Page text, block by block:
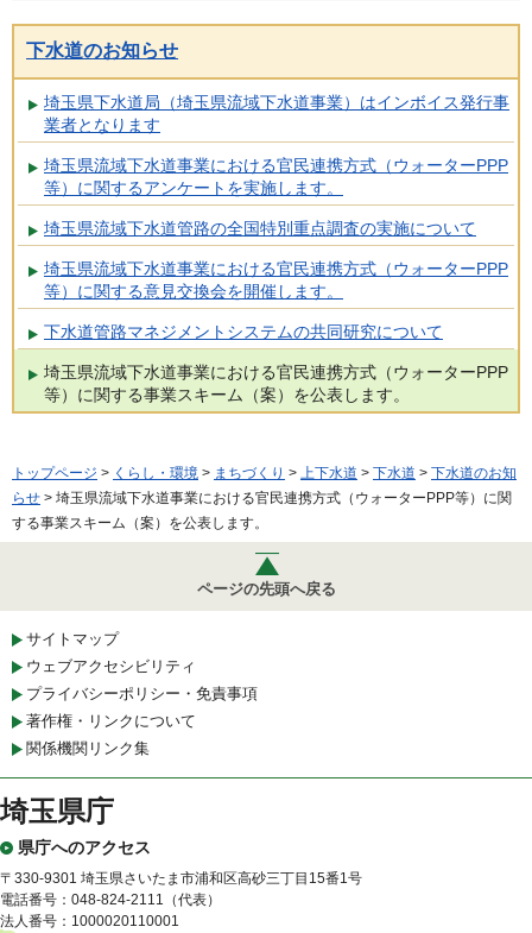
下水道のお知らせ
埼玉県下水道局（埼玉県流域下水道事業）はインボイス発行事
業者となります
埼玉県流域下水道事業における官民連携方式（ウォーターPPP
等）に関するアンケートを実施します。
埼玉県流域下水道管路の全国特別重点調査の実施について
埼玉県流域下水道事業における官民連携方式（ウォーターPPP
等）に関する意見交換会を開催します。
下水道管路マネジメントシステムの共同研究について
埼玉県流域下水道事業における官民連携方式（ウォーターPPP
等）に関する事業スキーム（案）を公表します。
トップページ > くらし・環境 > まちづくり > 上下水道 > 下水道 > 下水道のお知
らせ > 埼玉県流域下水道事業における官民連携方式（ウォーターPPP等）に関
する事業スキーム（案）を公表します。
ページの先頭へ戻る
サイトマップ
ウェブアクセシビリティ
プライバシーポリシー・免責事項
著作権・リンクについて
関係機関リンク集
埼玉県庁
県庁へのアクセス
〒330-9301 埼玉県さいたま市浦和区高砂三丁目15番1号
電話番号：048-824-2111（代表）
法人番号：1000020110001